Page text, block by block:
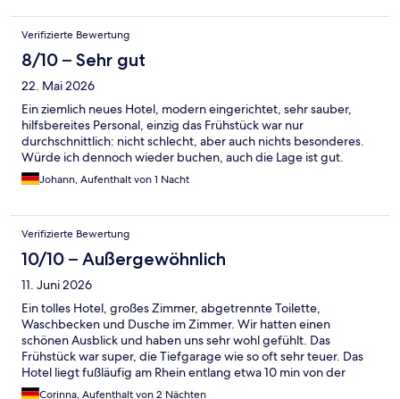
Euro pro Tag.
Verifizierte Bewertung
8/10 – Sehr gut
22. Mai 2026
Ein ziemlich neues Hotel, modern eingerichtet, sehr sauber,
hilfsbereites Personal, einzig das Frühstück war nur
durchschnittlich: nicht schlecht, aber auch nichts besonderes.
Würde ich dennoch wieder buchen, auch die Lage ist gut.
Johann, Aufenthalt von 1 Nacht
Verifizierte Bewertung
10/10 – Außergewöhnlich
11. Juni 2026
Ein tolles Hotel, großes Zimmer, abgetrennte Toilette,
Waschbecken und Dusche im Zimmer. Wir hatten einen
schönen Ausblick und haben uns sehr wohl gefühlt. Das
Frühstück war super, die Tiefgarage wie so oft sehr teuer. Das
Hotel liegt fußläufig am Rhein entlang etwa 10 min von der
Innenstadt entfernt. Vielen Dank für dieses angenehme
Corinna, Aufenthalt von 2 Nächten